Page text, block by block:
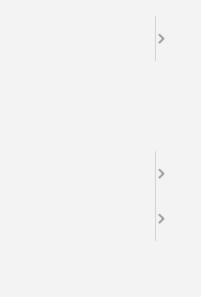
in den deutschen
des